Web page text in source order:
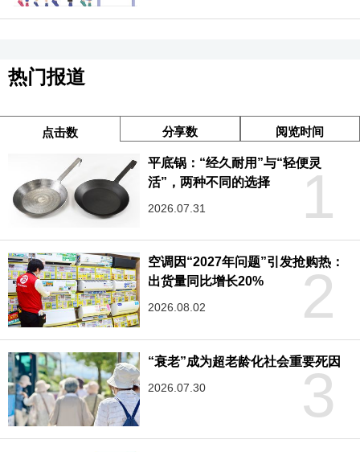
热门报道
点击数 分享数 阅览时间
1
平底锅：“经久耐用”与“轻便灵
活”，两种不同的选择
2026.07.31
2
空调因“2027年问题”引发抢购热：
出货量同比增长20%
2026.08.02
3
“衰老”成为超老龄化社会重要死因
2026.07.30